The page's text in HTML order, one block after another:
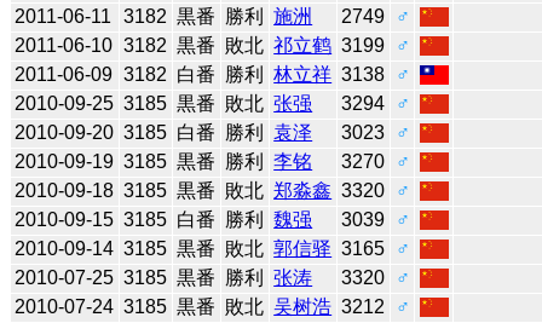
2011-06-11 3182 黒番 勝利 施洲 2749
♂
2011-06-10 3182 黒番 敗北 祁立鹤 3199
♂
2011-06-09 3182 白番 勝利 林立祥 3138
♂
2010-09-25 3185 黒番 敗北 张强 3294
♂
2010-09-20 3185 白番 勝利 袁泽 3023
♂
2010-09-19 3185 黒番 勝利 李铭 3270
♂
2010-09-18 3185 黒番 敗北 郑淼鑫 3320
♂
2010-09-15 3185 白番 勝利 魏强 3039
♂
2010-09-14 3185 黒番 敗北 郭信驿 3165
♂
2010-07-25 3185 黒番 勝利 张涛 3320
♂
2010-07-24 3185 黒番 敗北 吴树浩 3212
♂